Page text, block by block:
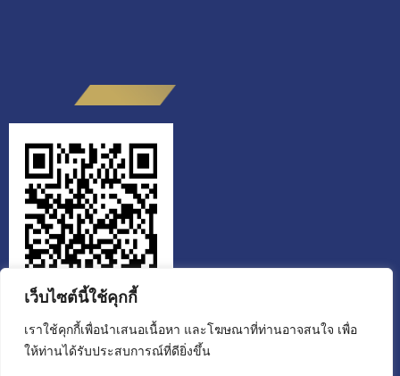
เว็บไซต์นี้ใช้คุกกี้
เราใช้คุกกี้เพื่อนำเสนอเนื้อหา และโฆษณาที่ท่านอาจสนใจ เพื่อ
ให้ท่านได้รับประสบการณ์ที่ดียิ่งขึ้น
สำนักงานส่งเสริมวิสาหกิจเพื่อสังคม